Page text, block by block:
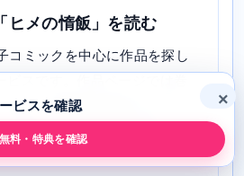
メの惰飯」を読む
コミックを中心に作品を探し
ビスです。作品ページでは巻
み、関連巻を確認できるた
を電子で買う前の比較先として
ビスを確認
無料・特典を確認
×